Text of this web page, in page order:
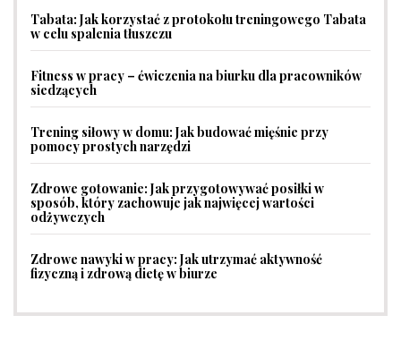
Tabata: Jak korzystać z protokołu treningowego Tabata
w celu spalenia tłuszczu
Fitness w pracy – ćwiczenia na biurku dla pracowników
siedzących
Trening siłowy w domu: Jak budować mięśnie przy
pomocy prostych narzędzi
Zdrowe gotowanie: Jak przygotowywać posiłki w
sposób, który zachowuje jak najwięcej wartości
odżywczych
Zdrowe nawyki w pracy: Jak utrzymać aktywność
fizyczną i zdrową dietę w biurze